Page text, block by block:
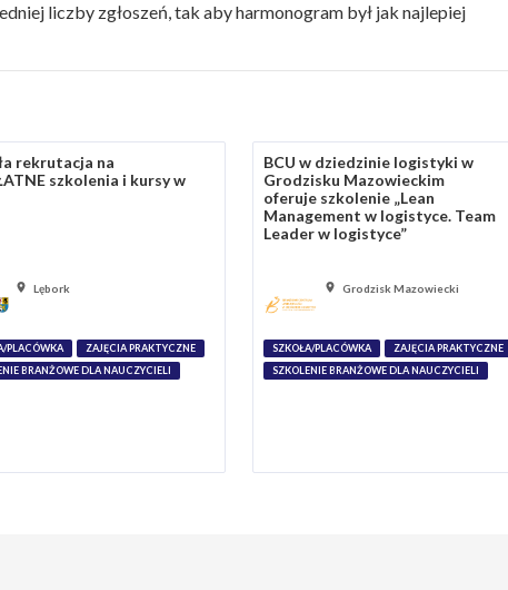
liczby zgłoszeń, tak aby harmonogram był jak najlepiej
rekrutacja na
szkolenia i kursy w
Lębork
PLACÓWKA
ZAJĘCIA PRAKTYCZNE
BRANŻOWE DLA NAUCZYCIELI
BCU w dziedzinie logistyki w
Grodzisku Mazowieckim
oferuje szkolenie „Lean
Management w logistyce. Team
Leader w logistyce”
Grodzisk Mazowiecki
SZKOŁA/PLACÓWKA
ZAJĘCIA PRAKTYCZNE
SZKOLENIE BRANŻOWE DLA NAUCZYCIELI